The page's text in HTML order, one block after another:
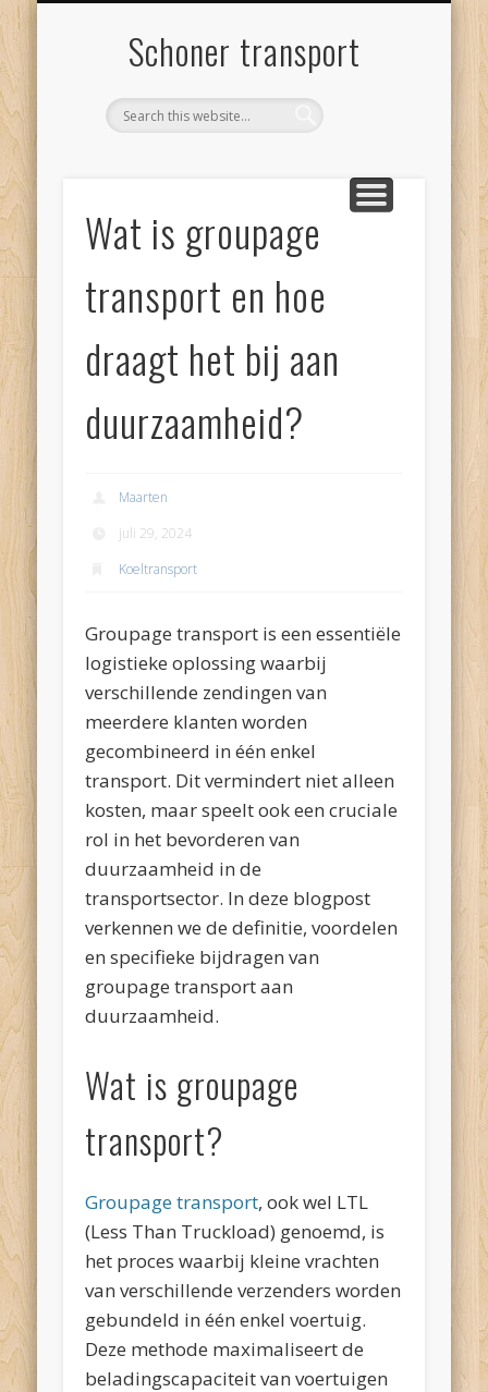
Schoner transport
Wat is groupage
transport en hoe
draagt het bij aan
duurzaamheid?
Maarten
juli 29, 2024
Koeltransport
Groupage transport is een essentiële
logistieke oplossing waarbij
verschillende zendingen van
meerdere klanten worden
gecombineerd in één enkel
transport. Dit vermindert niet alleen
kosten, maar speelt ook een cruciale
rol in het bevorderen van
duurzaamheid in de
transportsector. In deze blogpost
verkennen we de definitie, voordelen
en specifieke bijdragen van
groupage transport aan
duurzaamheid.
Wat is groupage
transport?
Groupage transport, ook wel LTL
(Less Than Truckload) genoemd, is
het proces waarbij kleine vrachten
van verschillende verzenders worden
gebundeld in één enkel voertuig.
Deze methode maximaliseert de
beladingscapaciteit van voertuigen